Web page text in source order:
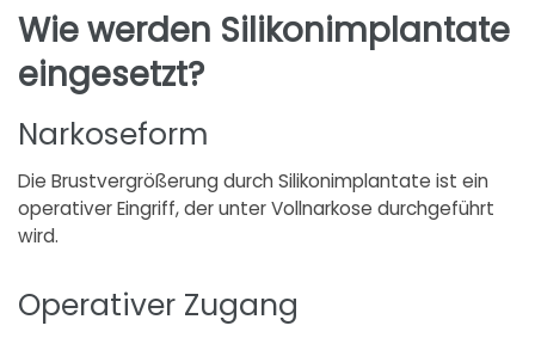
Wie werden Silikonimplantate
eingesetzt?
Narkoseform
Die Brustvergrößerung durch Silikonimplantate ist ein
operativer Eingriff, der unter Vollnarkose durchgeführt
wird.
Operativer Zugang